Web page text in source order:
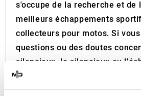
s'occupe de la recherche et de
meilleurs échappements
collecteurs pour motos. Si
questions ou des doutes
silencieux, le silencieux ou
votre moto, n'hésitez pas à
IXILa été fondée à Barcelone